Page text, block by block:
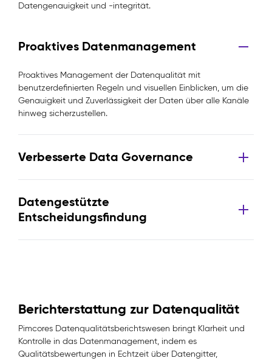
Datengenauigkeit und -integrität.
Proaktives Datenmanagement
Proaktives Management der Datenqualität mit
benutzerdefinierten Regeln und visuellen Einblicken, um die
Genauigkeit und Zuverlässigkeit der Daten über alle Kanäle
hinweg sicherzustellen.
Verbesserte Data Governance
Datengestützte
Entscheidungsfindung
Berichterstattung zur Datenqualität
Pimcores Datenqualitätsberichtswesen bringt Klarheit und
Kontrolle in das Datenmanagement, indem es
Qualitätsbewertungen in Echtzeit über Datengitter,